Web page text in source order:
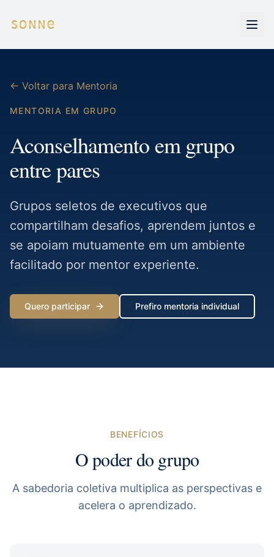
← Voltar para Mentoria
MENTORIA EM GRUPO
Aconselhamento em grupo
entre pares
Grupos seletos de executivos que
compartilham desafios, aprendem juntos e
se apoiam mutuamente em um ambiente
facilitado por mentor experiente.
Quero participar Prefiro mentoria individual
BENEFÍCIOS
O poder do grupo
A sabedoria coletiva multiplica as perspectivas e
acelera o aprendizado.